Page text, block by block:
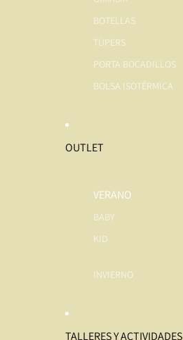
BOTELLAS
TÚPERS
PORTA BOCADILLOS
BOLSA ISOTÉRMICA
OUTLET
VERANO
BABY
KID
INVIERNO
TALLERES Y ACTIVIDADES